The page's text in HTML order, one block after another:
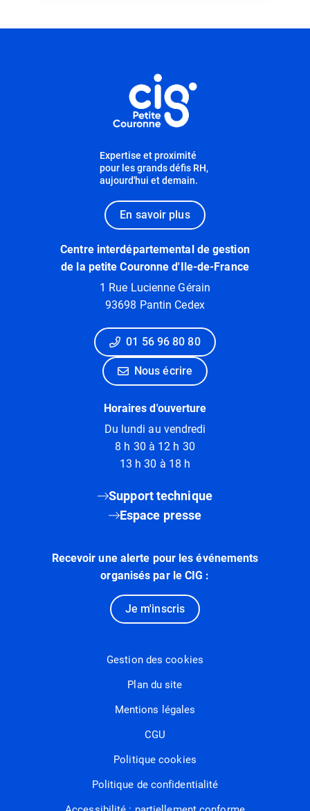
Expertise et proximité
pour les grands défis RH,
aujourd'hui et demain.
En savoir plus
Centre interdépartemental de gestion
de la petite Couronne d'Ile-de-France
1 Rue Lucienne Gérain
93698 Pantin Cedex
01 56 96 80 80
Nous écrire
Horaires d'ouverture
Du lundi au vendredi
8 h 30 à 12 h 30
13 h 30 à 18 h
Support technique
Espace presse
Recevoir une alerte pour les événements
organisés par le CIG :
Je m'inscris
Gestion des cookies
Plan du site
Mentions légales
CGU
Politique cookies
Politique de confidentialité